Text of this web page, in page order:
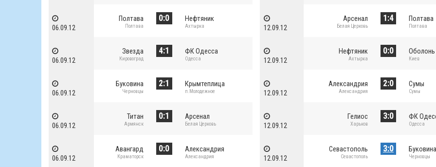
06.09.12
Полтава
Полтава
0:0 Нефтяник
Ахтырка
06.09.12
Звезда
Кировоград
4:1 ФК Одесса
Одесса
06.09.12
Буковина
Черновцы
2:1 Крымтеплица
п.Молодежное
06.09.12
Титан
Армянск
0:1 Арсенал
Белая Церковь
06.09.12
Авангард
Краматорск
0:0 Александрия
Александрия
12.09.12
Арсенал
Белая Церковь
1:4 Полтава
Полтава
12.09.12
Нефтяник
Ахтырка
0:0 Оболонь
Киев
12.09.12
Александрия
Александрия
2:0 Сумы
Сумы
12.09.12
Гелиос
Харьков
3:0 ФК
Одесса
12.09.12
Севастополь
Севастополь
3:0 Буковина
Черновцы